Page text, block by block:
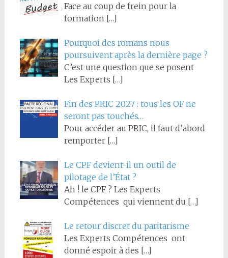
Face au coup de frein pour la
formation […]
Pourquoi des romans nous
poursuivent après la dernière page ?
C’est une question que se posent
Les Experts […]
Fin des PRIC 2027 : tous les OF ne
seront pas touchés…
Pour accéder au PRIC, il faut d’abord
remporter […]
Le CPF devient-il un outil de
pilotage de l’État ?
Ah ! le CPF ? Les Experts
Compétences qui viennent du […]
Le retour discret du paritarisme
Les Experts Compétences ont
donné espoir à des […]